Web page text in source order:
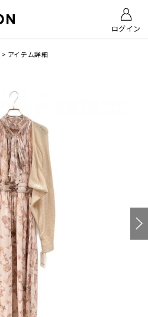
ログイン
> アイテム詳細